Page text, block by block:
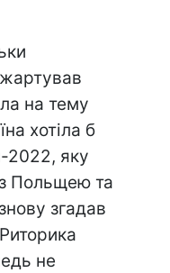
на тему
хотіла б
2022, яку
Польщею та
згадав
не